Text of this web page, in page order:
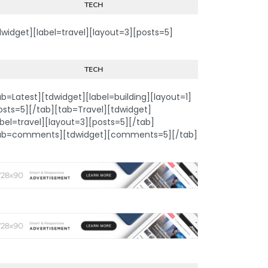
TECH
TECH
tab][tab=Travel][tdwidget]
tab]
tab]